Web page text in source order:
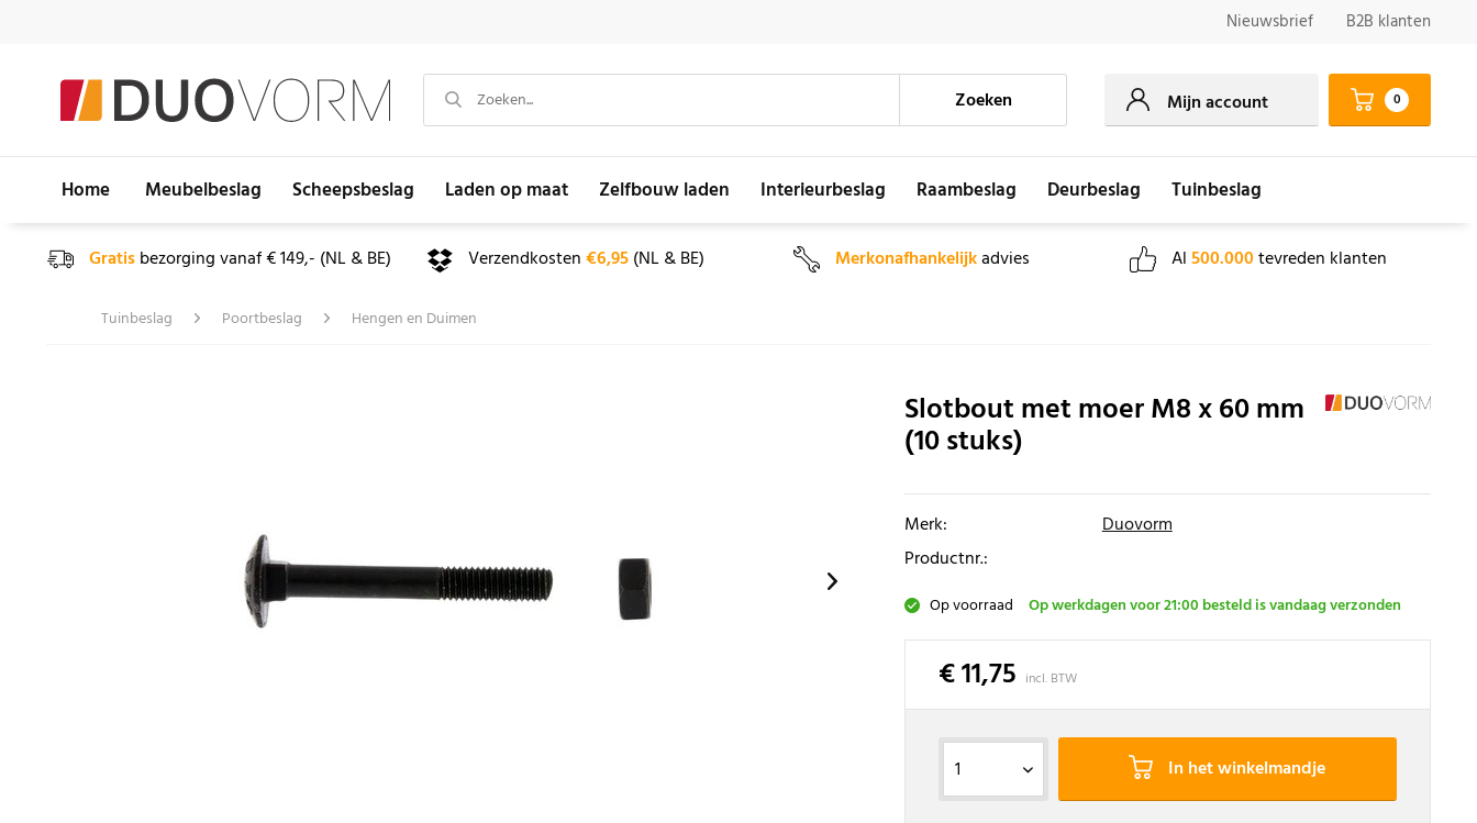
Nieuwsbrief B2B klanten
Zoeken Mijn account 0
Home Meubelbeslag Scheepsbeslag Laden op maat Zelfbouw laden Interieurbeslag Raambeslag Deurbeslag Tuinbeslag
Gratisbezorging vanaf € 149,- (NL & BE) Verzendkosten€6,95(NL & BE) Merkonafhankelijkadvies Al500.000tevreden klanten
Tuinbeslag Poortbeslag Hengen en Duimen
Slotbout met moer M8 x 60 mm
(10 stuks)
Merk:
Duovorm
Productnr.:
Op voorraad Op werkdagen voor 21:00 besteld is vandaag verzonden
€ 11,75 incl. BTW
In het winkelmandje